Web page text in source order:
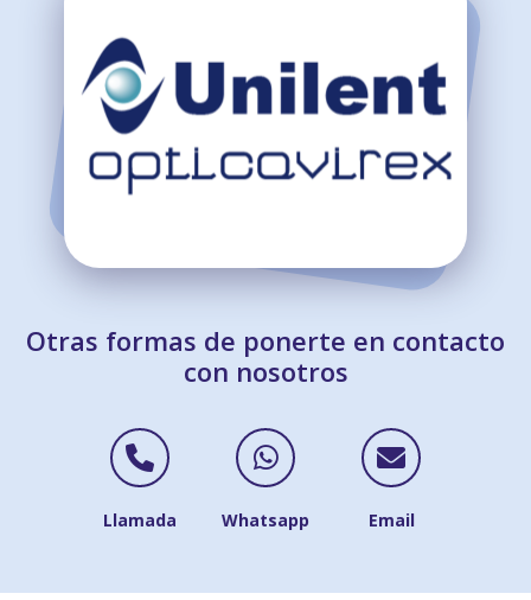
Otras formas de ponerte en contacto
con nosotros
Contactar por
Llamada
Contactar
Whatsapp Email